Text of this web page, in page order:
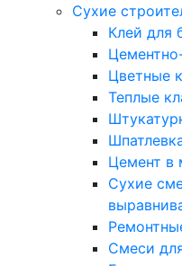
Сухие
Клей для
Цветные
Теплые
Цемент в
Сухие
Смеси